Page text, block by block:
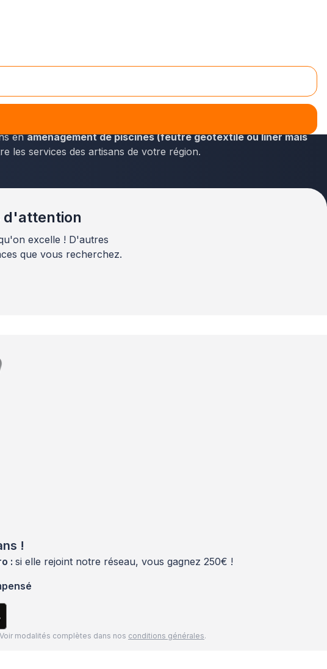
rendre sur plus-que-pro.fr. Les professionnels expérimentés
enaménagement de piscines (feutre géotextile ou liner mais
les services des artisans de votre région.
d'attention
excelle ! D'autres
que vous recherchez.
!
: si elle rejoint notre réseau, vous gagnez 250€ !
modalités complètes dans nos conditions générales.